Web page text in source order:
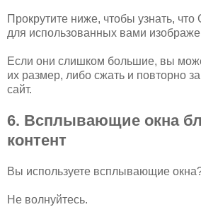
Прокрутите ниже, чтобы узнать, что
для использованных вами
Если они слишком большие, вы
их размер, либо сжать и повторно
сайт.
6. Всплывающие окна
контент
Вы используете всплывающие
Не волнуйтесь.